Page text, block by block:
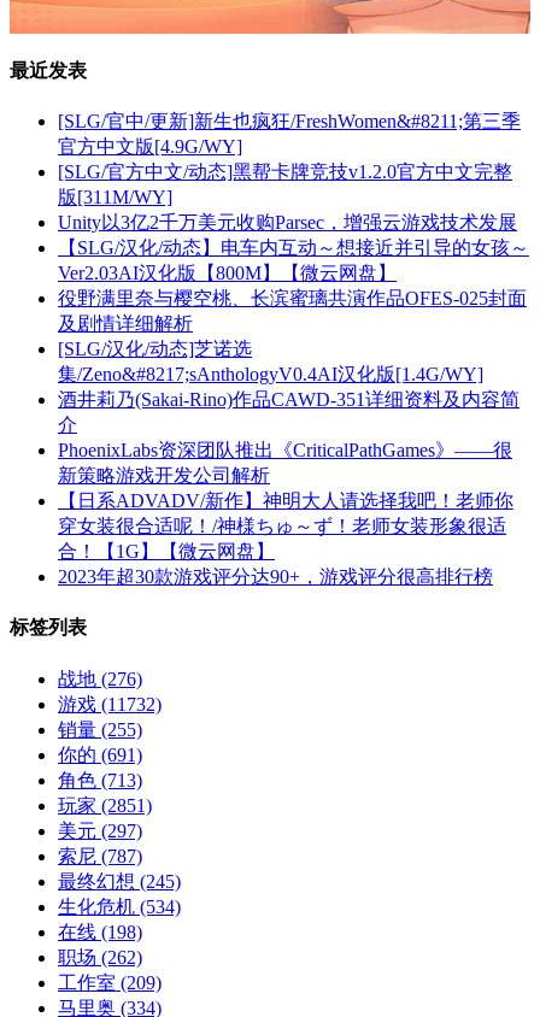
最近发表
[SLG/官中/更新]新生也疯狂/FreshWomen&#8211;第三季
官方中文版[4.9G/WY]
[SLG/官方中文/动态]黑帮卡牌竞技v1.2.0官方中文完整
版[311M/WY]
Unity以3亿2千万美元收购Parsec，增强云游戏技术发展
【SLG/汉化/动态】电车内互动～想接近并引导的女孩～
Ver2.03AI汉化版【800M】【微云网盘】
役野满里奈与樱空桃、长滨蜜璃共演作品OFES-025封面
及剧情详细解析
[SLG/汉化/动态]芝诺选
集/Zeno&#8217;sAnthologyV0.4AI汉化版[1.4G/WY]
酒井莉乃(Sakai-Rino)作品CAWD-351详细资料及内容简
介
PhoenixLabs资深团队推出《CriticalPathGames》——很
新策略游戏开发公司解析
【日系ADVADV/新作】神明大人请选择我吧！老师你
穿女装很合适呢！/神様ちゅ～ず！老师女装形象很适
合！【1G】【微云网盘】
2023年超30款游戏评分达90+，游戏评分很高排行榜
标签列表
战地 (276)
游戏 (11732)
销量 (255)
你的 (691)
角色 (713)
玩家 (2851)
美元 (297)
索尼 (787)
最终幻想 (245)
生化危机 (534)
在线 (198)
职场 (262)
工作室 (209)
马里奥 (334)